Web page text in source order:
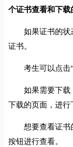
个证书查看和下载
如果证书的状态
证书。
考生可以点击“
如果需要下载，
下载的页面，进行
想要查看证书的
按钮进行查看。